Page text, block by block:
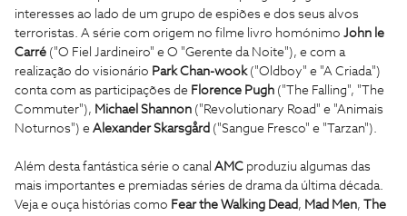
interesses ao lado de um grupo de espiões e dos seus alvos
terroristas. A série com origem no filme livro homónimo John le
Carré ("O Fiel Jardineiro" e O "Gerente da Noite"), e com a
realização do visionário Park Chan-wook("Oldboy" e "A Criada")
conta com as participações de Florence Pugh ("The Falling", "The
Commuter"), Michael Shannon ("Revolutionary Road" e "Animais
Noturnos") e Alexander Skarsgård ("Sangue Fresco" e "Tarzan").
Além desta fantástica série o canal AMC produziu algumas das
mais importantes e premiadas séries de drama da última década.
Veja e ouça histórias como Fear the Walking Dead, Mad Men,
The